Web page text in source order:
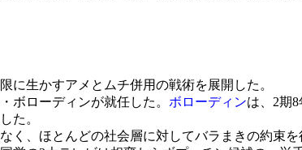
生かすアメとムチ併用の戦術を展開した。
ボローディンが就任した。 ボローディンは、2期
た。
、ほとんどの社会層に対してバラまきの約束